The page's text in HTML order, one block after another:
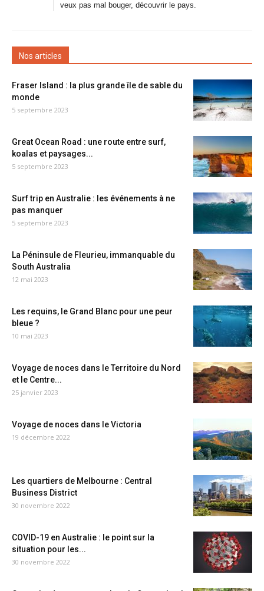
veux pas mal bouger, découvrir le pays.
Nos articles
Fraser Island : la plus grande île de sable du
monde
5 septembre 2023
Great Ocean Road : une route entre surf,
koalas et paysages...
5 septembre 2023
Surf trip en Australie : les événements à ne
pas manquer
5 septembre 2023
La Péninsule de Fleurieu, immanquable du
South Australia
12 mai 2023
Les requins, le Grand Blanc pour une peur
bleue ?
10 mai 2023
Voyage de noces dans le Territoire du Nord
et le Centre...
25 janvier 2023
Voyage de noces dans le Victoria
19 décembre 2022
Les quartiers de Melbourne : Central
Business District
30 novembre 2022
COVID-19 en Australie : le point sur la
situation pour les...
30 novembre 2022